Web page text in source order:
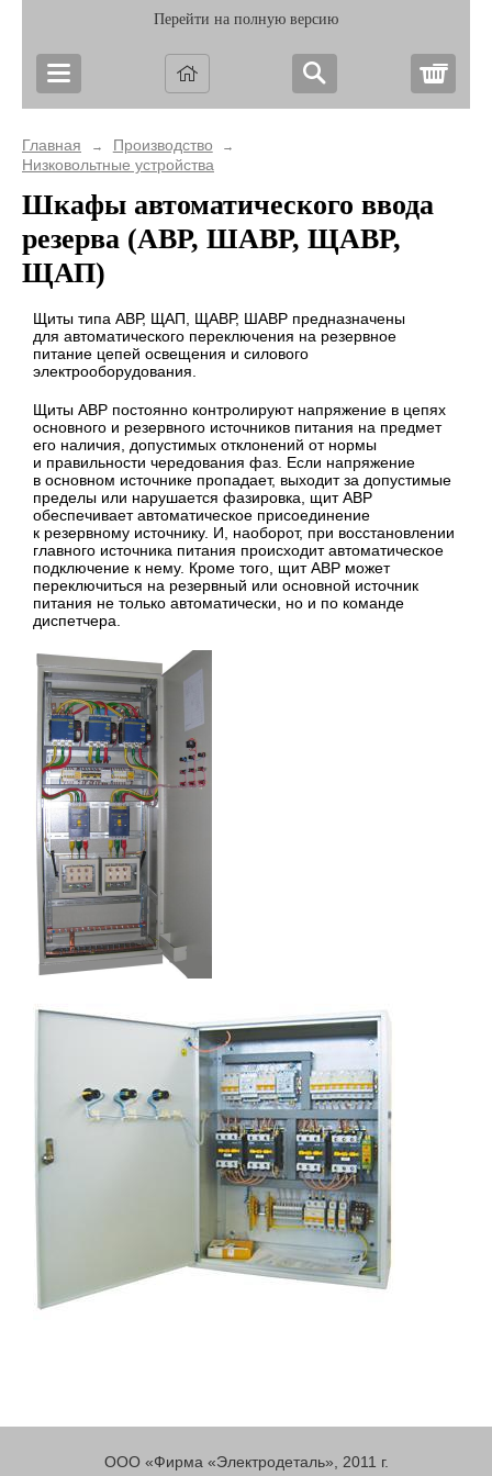
Перейти на полную версию
Главная → Производство →
Низковольтные устройства
Шкафы автоматического ввода
резерва (АВР, ШАВР, ЩАВР,
ЩАП)
Щиты типа АВР, ЩАП, ЩАВР, ШАВР предназначены
для автоматического переключения на резервное
питание цепей освещения и силового
электрооборудования.
Щиты АВР постоянно контролируют напряжение в цепях
основного и резервного источников питания на предмет
его наличия, допустимых отклонений от нормы
и правильности чередования фаз. Если напряжение
в основном источнике пропадает, выходит за допустимые
пределы или нарушается фазировка, щит АВР
обеспечивает автоматическое присоединение
к резервному источнику. И, наоборот, при восстановлении
главного источника питания происходит автоматическое
подключение к нему. Кроме того, щит АВР может
переключиться на резервный или основной источник
питания не только автоматически, но и по команде
диспетчера.
ООО «Фирма «Электродеталь», 2011 г.